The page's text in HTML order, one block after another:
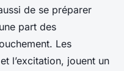
de se préparer
part des
Les
l’excitation, jouent un